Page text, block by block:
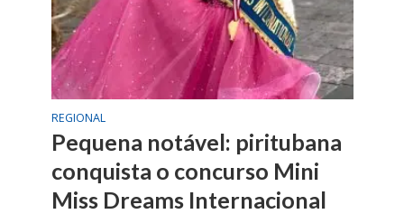
REGIONAL
Pequena notável: piritubana
conquista o concurso Mini
Miss Dreams Internacional